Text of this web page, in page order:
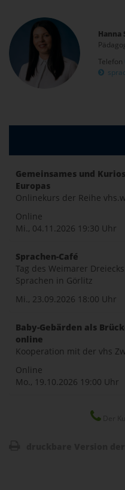
Hanna
Telefon
Gemeinsames und
Europas
Onlinekurs der Reihe
Online
Mi., 04.11.2026 19:30 Uhr
Sprachen-Café
Tag des Weimarer
Sprachen in Görlitz
Mi., 23.09.2026 18:00 Uhr
Baby-Gebärden als
online
Kooperation mit der vhs
Online
Mo., 19.10.2026 19:00 Uhr